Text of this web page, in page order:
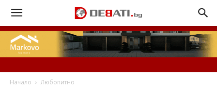
Начало Любопитно